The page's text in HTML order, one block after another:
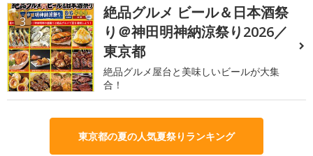
3
絶品グルメ ビール＆日本酒祭
り＠神田明神納涼祭り2026／
東京都
絶品グルメ屋台と美味しいビールが大集
合！
東京都の夏の人気夏祭りランキング